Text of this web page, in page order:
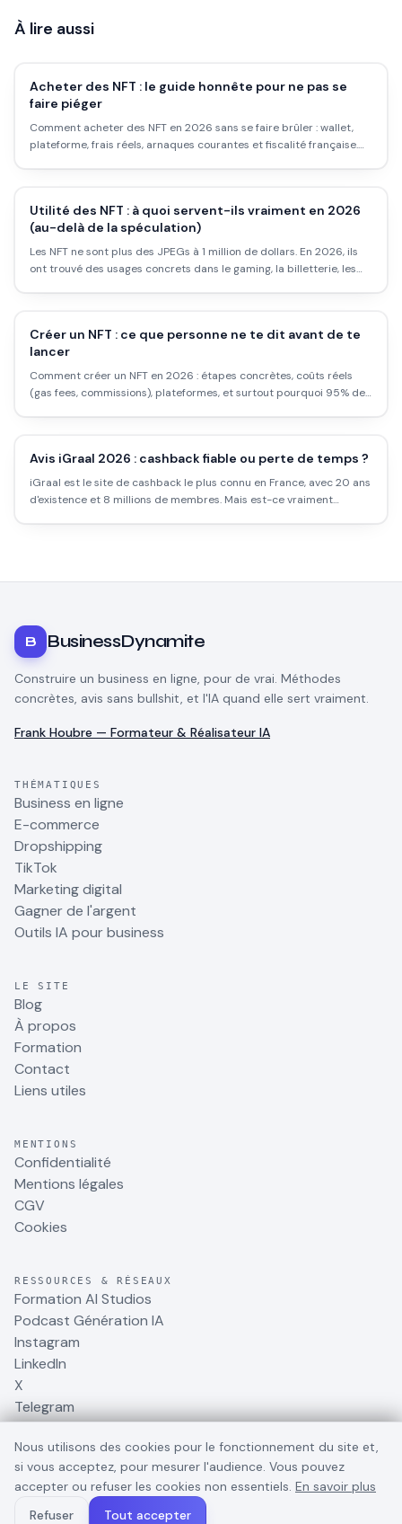
À lire aussi
Acheter des NFT : le guide honnête pour ne pas se
faire piéger
Comment acheter des NFT en 2026 sans se faire brûler : wallet,
plateforme, frais réels, arnaques courantes et fiscalité française.
Utilité des NFT : à quoi servent-ils vraiment en 2026
(au-delà de la spéculation)
Les NFT ne sont plus des JPEGs à 1 million de dollars. En 2026, ils
ont trouvé des usages concrets dans le gaming, la billetterie, les
Créer un NFT : ce que personne ne te dit avant de te
lancer
Comment créer un NFT en 2026 : étapes concrètes, coûts réels
(gas fees, commissions), plateformes, et surtout pourquoi 95% des
Avis iGraal 2026 : cashback fiable ou perte de temps ?
iGraal est le site de cashback le plus connu en France, avec 20 ans
d'existence et 8 millions de membres. Mais est-ce vraiment
B BusinessDynamite
Construire un business en ligne, pour de vrai. Méthodes
concrètes, avis sans bullshit, et l'IA quand elle sert vraiment.
Frank Houbre — Formateur & Réalisateur IA
THÉMATIQUES
Business en ligne
E-commerce
Dropshipping
TikTok
Marketing digital
Gagner de l'argent
Outils IA pour business
LE SITE
Blog
À propos
Formation
Contact
Liens utiles
MENTIONS
Confidentialité
Mentions légales
CGV
Cookies
RESSOURCES & RÉSEAUX
Formation AI Studios
Podcast Génération IA
Instagram
LinkedIn
X
Telegram
©2026BusinessDynamite
Nous utilisons des cookies pour le fonctionnement du site et,
si vous acceptez, pour mesurer l'audience. Vous pouvez
accepter ou refuser les cookies non essentiels. En savoir plus
Refuser
Tout accepter